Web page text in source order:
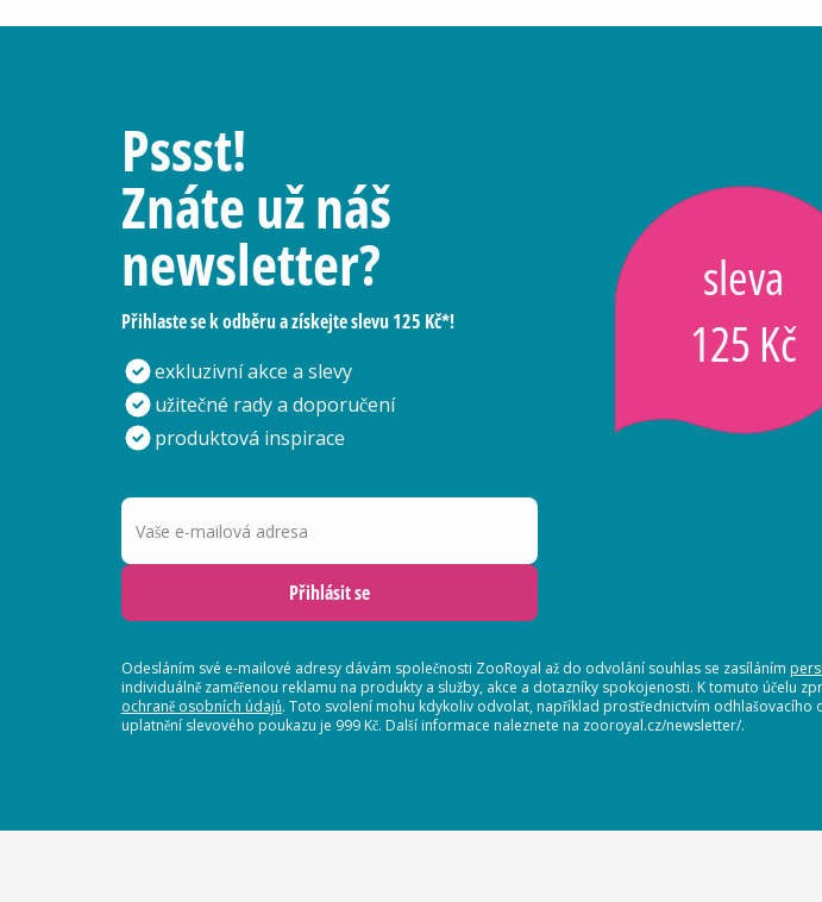
Pssst!
Znáte už náš
newsletter?
Přihlaste se k odběru a získejte slevu 125 Kč*!
exkluzivní akce a slevy
užitečné rady a doporučení
produktová inspirace
sleva
125 Kč
Vaše e-mailová adresa
Přihlásit se
Odesláním své e-mailové adresy dávám společnosti ZooRoyal až do odvolání souhlas se zasíláním
individuálně zaměřenou reklamu na produkty a služby, akce a dotazníky spokojenosti. K tomuto účelu
ochraně osobních údajů. Toto svolení mohu kdykoliv odvolat, například prostřednictvím
uplatnění slevového poukazu je 999 Kč. Další informace naleznete na zooroyal.cz/newsletter/.